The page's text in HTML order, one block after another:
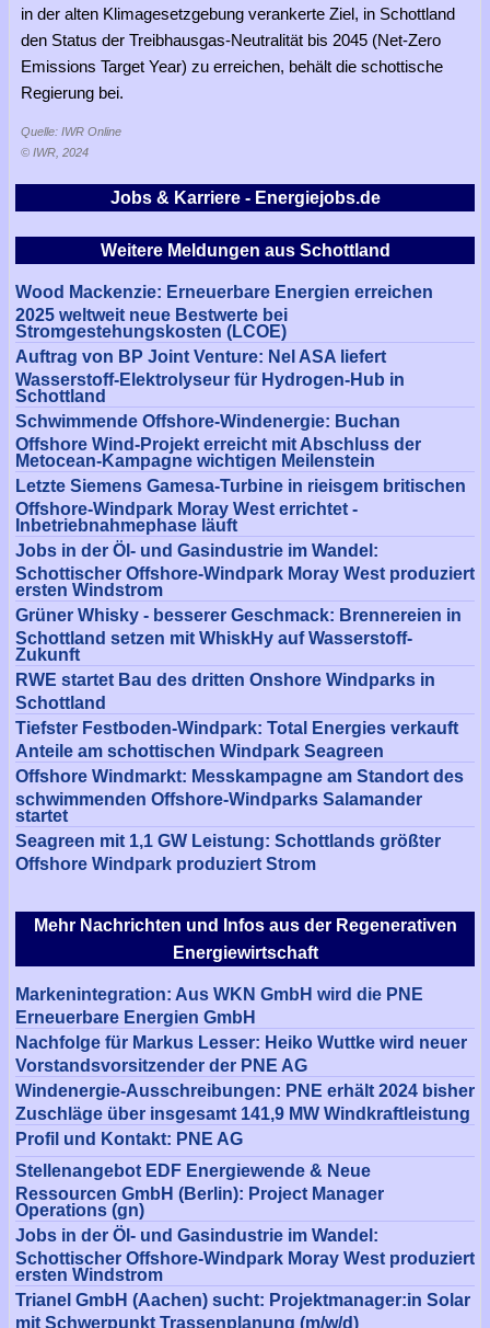
in der alten Klimagesetzgebung verankerte Ziel, in Schottland
den Status der Treibhausgas-Neutralität bis 2045 (Net-Zero
Emissions Target Year) zu erreichen, behält die schottische
Regierung bei.
Quelle: IWR Online
© IWR, 2024
Mehr Nachrichten und Infos aus der Regenerativen
Energiewirtschaft
Markenintegration: Aus WKN GmbH wird die PNE
Erneuerbare Energien GmbH
Nachfolge für Markus Lesser: Heiko Wuttke wird neuer
Vorstandsvorsitzender der PNE AG
Windenergie-Ausschreibungen: PNE erhält 2024 bisher
Zuschläge über insgesamt 141,9 MW Windkraftleistung
Profil und Kontakt: PNE AG
Stellenangebot EDF Energiewende & Neue
Ressourcen GmbH (Berlin): Project Manager
Operations (gn)
Jobs in der Öl- und Gasindustrie im Wandel:
Schottischer Offshore-Windpark Moray West produziert
ersten Windstrom
Trianel GmbH (Aachen) sucht: Projektmanager:in Solar
mit Schwerpunkt Trassenplanung (m/w/d)
Jobs & Karriere - Energiejobs.de
Weitere Meldungen aus Schottland
Wood Mackenzie: Erneuerbare Energien erreichen
2025 weltweit neue Bestwerte bei
Stromgestehungskosten (LCOE)
Auftrag von BP Joint Venture: Nel ASA liefert
Wasserstoff-Elektrolyseur für Hydrogen-Hub in
Schottland
Schwimmende Offshore-Windenergie: Buchan
Offshore Wind-Projekt erreicht mit Abschluss der
Metocean-Kampagne wichtigen Meilenstein
Letzte Siemens Gamesa-Turbine in rieisgem britischen
Offshore-Windpark Moray West errichtet -
Inbetriebnahmephase läuft
Jobs in der Öl- und Gasindustrie im Wandel:
Schottischer Offshore-Windpark Moray West produziert
ersten Windstrom
Grüner Whisky - besserer Geschmack: Brennereien in
Schottland setzen mit WhiskHy auf Wasserstoff-
Zukunft
RWE startet Bau des dritten Onshore Windparks in
Schottland
Tiefster Festboden-Windpark: Total Energies verkauft
Anteile am schottischen Windpark Seagreen
Offshore Windmarkt: Messkampagne am Standort des
schwimmenden Offshore-Windparks Salamander
startet
Seagreen mit 1,1 GW Leistung: Schottlands größter
Offshore Windpark produziert Strom